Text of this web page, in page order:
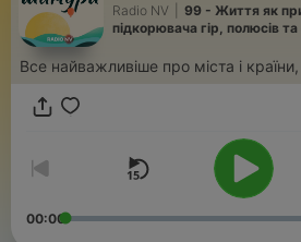
Radio NV
99 - Життя як
підкорювача гір, полюсів та
Все найважливіше про міста і
00:00